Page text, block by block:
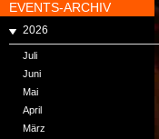
EVENTS-ARCHIV
2026
Juli
Juni
Mai
April
März